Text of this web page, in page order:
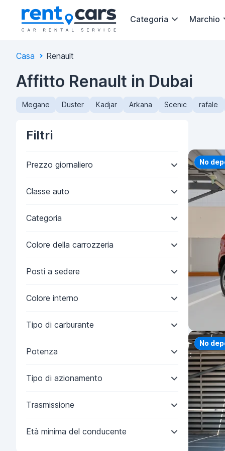
Categoria Marchio
Casa Renault
Affitto Renault in Dubai
Megane Duster Kadjar Arkana Scenic rafale
Filtri
Prezzo giornaliero
Classe auto
Categoria
Colore della carrozzeria
Posti a sedere
Colore interno
Tipo di carburante
Potenza
Tipo di azionamento
Trasmissione
Età minima del conducente
No
No